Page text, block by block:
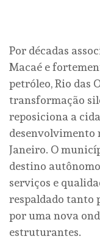
Por décadas
Macaé e
petróleo, Rio das
transformação
reposiciona a
desenvolvimento
Janeiro. O
destino
serviços e
respaldado tanto
por uma nova
estruturantes.